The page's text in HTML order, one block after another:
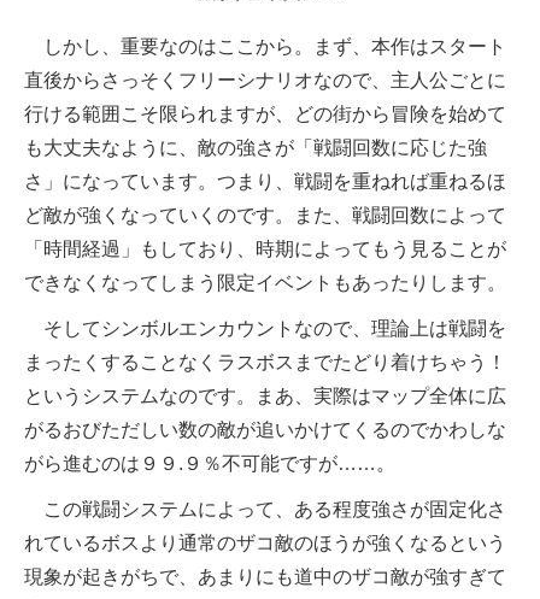
しかし、重要なのはここから。まず、本作はスタート
直後からさっそくフリーシナリオなので、主人公ごとに
行ける範囲こそ限られますが、どの街から冒険を始めて
も大丈夫なように、敵の強さが「戦闘回数に応じた強
さ」になっています。つまり、戦闘を重ねれば重ねるほ
ど敵が強くなっていくのです。また、戦闘回数によって
「時間経過」もしており、時期によってもう見ることが
できなくなってしまう限定イベントもあったりします。
そしてシンボルエンカウントなので、理論上は戦闘を
まったくすることなくラスボスまでたどり着けちゃう！
というシステムなのです。まあ、実際はマップ全体に広
がるおびただしい数の敵が追いかけてくるのでかわしな
がら進むのは９９.９％不可能ですが……。
この戦闘システムによって、ある程度強さが固定化さ
れているボスより通常のザコ敵のほうが強くなるという
現象が起きがちで、あまりにも道中のザコ敵が強すぎて